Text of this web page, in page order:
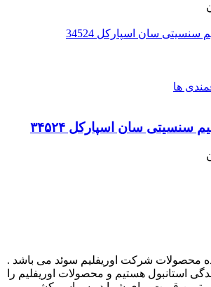
ها
سنسیتی سان اسپارکل ۳۴۵۲۴
محصولات شرکت اوریفلیم سوئد می باشد .
استانبول هستیم و محصولات اوریفلیم را